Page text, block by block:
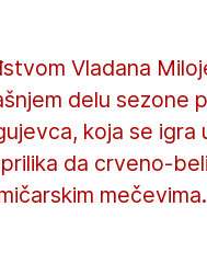
Vladana
delu sezone
koja se igra
da crveno-
mečevima.